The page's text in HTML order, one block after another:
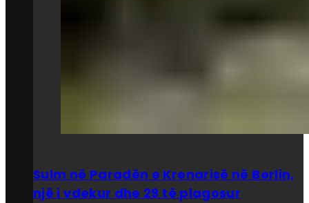
Sulm në Paradën e Krenarisë në Berlin,
një i vdekur dhe 29 të plagosur